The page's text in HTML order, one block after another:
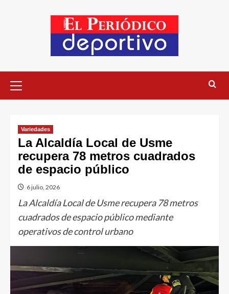
Variedades
La Alcaldía Local de Usme
recupera 78 metros cuadrados
de espacio público
6 julio, 2026
La Alcaldía Local de Usme recupera 78 metros
cuadrados de espacio público mediante
operativos de control urbano